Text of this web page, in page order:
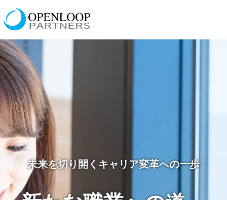
未来を切り開くキャリア変革への一歩